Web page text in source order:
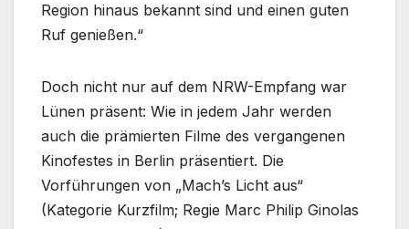
Region hinaus bekannt sind und einen guten
Ruf genießen.“
Doch nicht nur auf dem NRW-Empfang war
Lünen präsent: Wie in jedem Jahr werden
auch die prämierten Filme des vergangenen
Kinofestes in Berlin präsentiert. Die
Vorführungen von „Mach’s Licht aus“
(Kategorie Kurzfilm; Regie Marc Philip Ginolas